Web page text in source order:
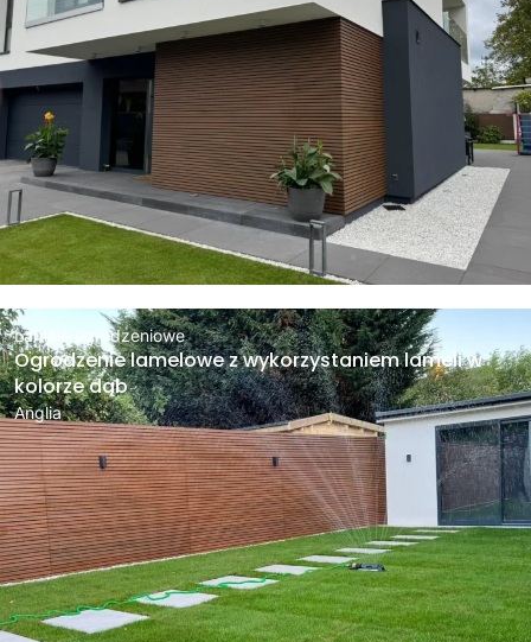
Lamele ogrodzeniowe
Ogrodzenie lamelowe z wykorzystaniem lameli w
kolorze dąb
Anglia